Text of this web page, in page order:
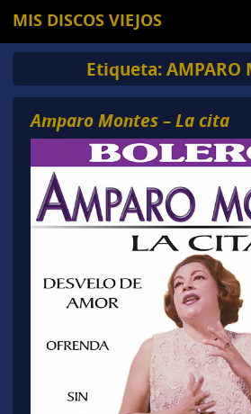
MIS DISCOS VIEJOS
Etiqueta:AMPARO
Amparo Montes – La cita